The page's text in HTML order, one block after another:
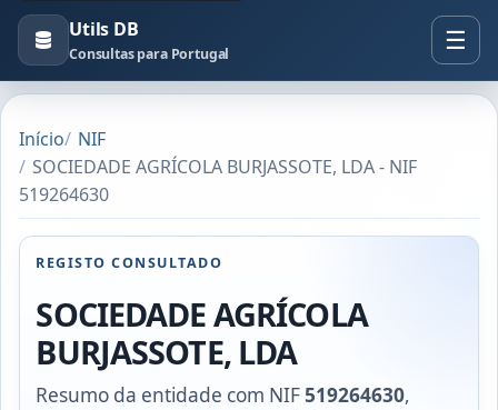
Utils DB
Consultas para Portugal
Início
NIF
SOCIEDADE AGRÍCOLA BURJASSOTE, LDA - NIF
519264630
REGISTO CONSULTADO
SOCIEDADE AGRÍCOLA
BURJASSOTE, LDA
Resumo da entidade com NIF519264630,